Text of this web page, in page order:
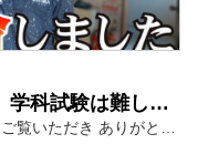
「一級塗装技能士」学科試験は難しい？しおっち合格までの道のり